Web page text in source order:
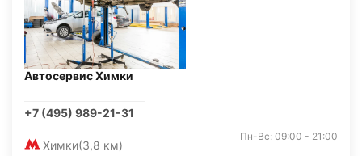
Автосервис Химки
+7 (495) 989-21-31
Химки(3,8 км)
Пн-Вс: 09:00 - 21:00